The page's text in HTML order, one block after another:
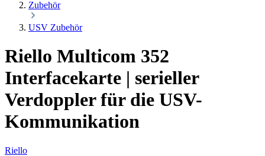
Zubehör
USV Zubehör
Riello Multicom 352
Interfacekarte | serieller
Verdoppler für die USV-
Kommunikation
Riello